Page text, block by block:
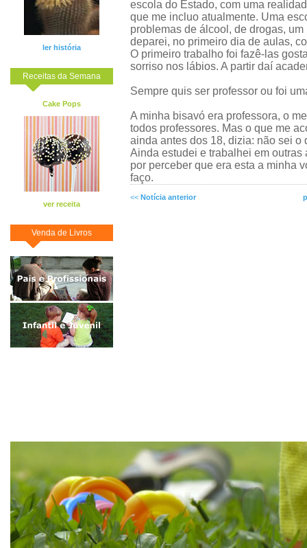
ler história
Receitas da Semana
Cake Pops
ver receita
Venda de Livros
escola do Estado, com uma
que me incluo atualmente. Uma
problemas de álcool, de drogas,
deparei, no primeiro dia de aulas,
O primeiro trabalho foi fazê-las
sorriso nos lábios. A partir daí
Sempre quis ser professor ou foi
A minha bisavó era professora, o
todos professores. Mas o que me
ainda antes dos 18, dizia: não sei o
Ainda estudei e trabalhei em
por perceber que era esta a minha
faço.
<< Notícia anterior